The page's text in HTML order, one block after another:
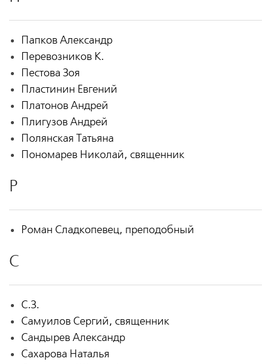
Папков Александр
Перевозников К.
Пестова Зоя
Пластинин Евгений
Платонов Андрей
Плигузов Андрей
Полянская Татьяна
Пономарев Николай, священник
Р
Роман Сладкопевец, преподобный
С
С.З.
Самуилов Сергий, священник
Сандырев Александр
Сахарова Наталья